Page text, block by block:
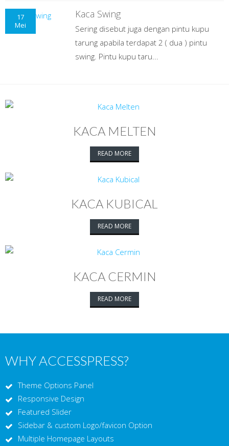
17
Mei
Kaca Swing
Sering disebut juga dengan pintu kupu
tarung apabila terdapat 2 ( dua ) pintu
swing. Pintu kupu taru...
KACA MELTEN
READ MORE
KACA KUBICAL
READ MORE
KACA CERMIN
READ MORE
WHY ACCESSPRESS?
Theme Options Panel
Responsive Design
Featured Slider
Sidebar & custom Logo/favicon Option
Multiple Homepage Layouts